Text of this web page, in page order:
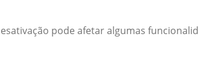
pode afetar algumas